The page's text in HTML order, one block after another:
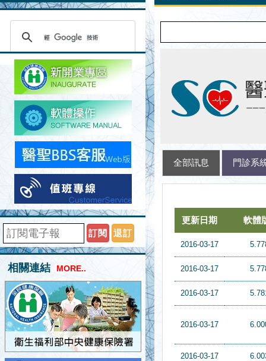
訂閱 退訂
相關連結 MORE..
全部訊息 門診系
更新日期 軟體
2016-03-17
2016-03-17
2016-03-17
2016-03-17
2016-03-17
更新日期 軟體版本 標題名稱
更新日期 軟體版本 標題名稱